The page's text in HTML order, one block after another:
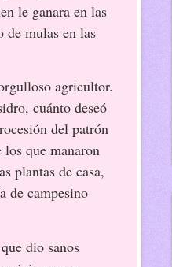
le ganara en las
de mulas en las
agricultor.
cuánto deseó
del patrón
que manaron
plantas de casa,
de campesino
dio sanos